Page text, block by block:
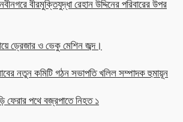
বীরমুক্তিযুদ্ধা রেহান উদ্দিনের পরিবারের উপর
ড্রেজার ও ভেকু মেশিন জব্দ।
নতুন কমিটি গঠন সভাপতি খলিল সম্পাদক হুমায়ূন
ফেরার পথে বজ্রপাতে নিহত ১